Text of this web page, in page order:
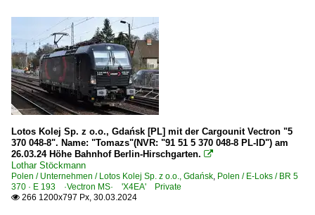
Lotos Kolej Sp. z o.o., Gdańsk [PL] mit der Cargounit Vectron "5
370 048-8". Name: "Tomazs"(NVR: "91 51 5 370 048-8 PL-ID") am
26.03.24 Höhe Bahnhof Berlin-Hirschgarten. 
Lothar Stöckmann
Polen / Unternehmen / Lotos Kolej Sp. z o.o., Gdańsk, Polen / E-Loks / BR 5
370 · E 193 ·Vectron MS· 'X4EA' Private
 266 1200x797 Px, 30.03.2024